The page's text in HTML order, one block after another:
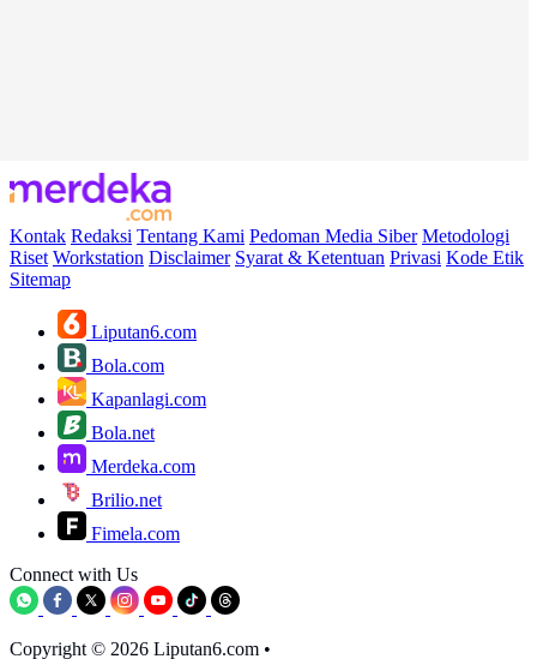
Kontak Redaksi Tentang Kami Pedoman Media Siber Metodologi
Riset Workstation Disclaimer Syarat & Ketentuan Privasi Kode Etik
Sitemap
Liputan6.com
Bola.com
Kapanlagi.com
Bola.net
Merdeka.com
Brilio.net
Fimela.com
Connect with Us
Copyright © 2026 Liputan6.com •